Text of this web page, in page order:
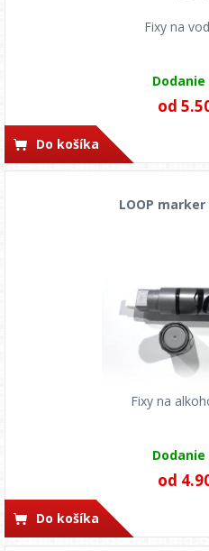
Fixy na
Dodanie
od
Do košíka
LOOP
Fixy na
Dodanie
od
Do košíka